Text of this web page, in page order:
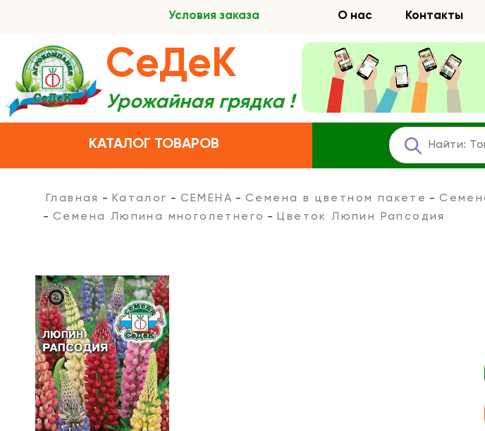
Условия заказа О нас Контакты
КАТАЛОГ ТОВАРОВ
СеДеК
Урожайная грядка !
Главная Каталог СЕМЕНА Семена в цветном пакете
Семена Люпина многолетнего
Цветок Люпин Рапсодия